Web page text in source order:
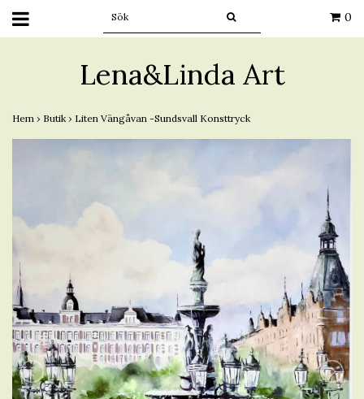
0
Lena&Linda Art
Hem › Butik › Liten Vängåvan -Sundsvall Konsttryck